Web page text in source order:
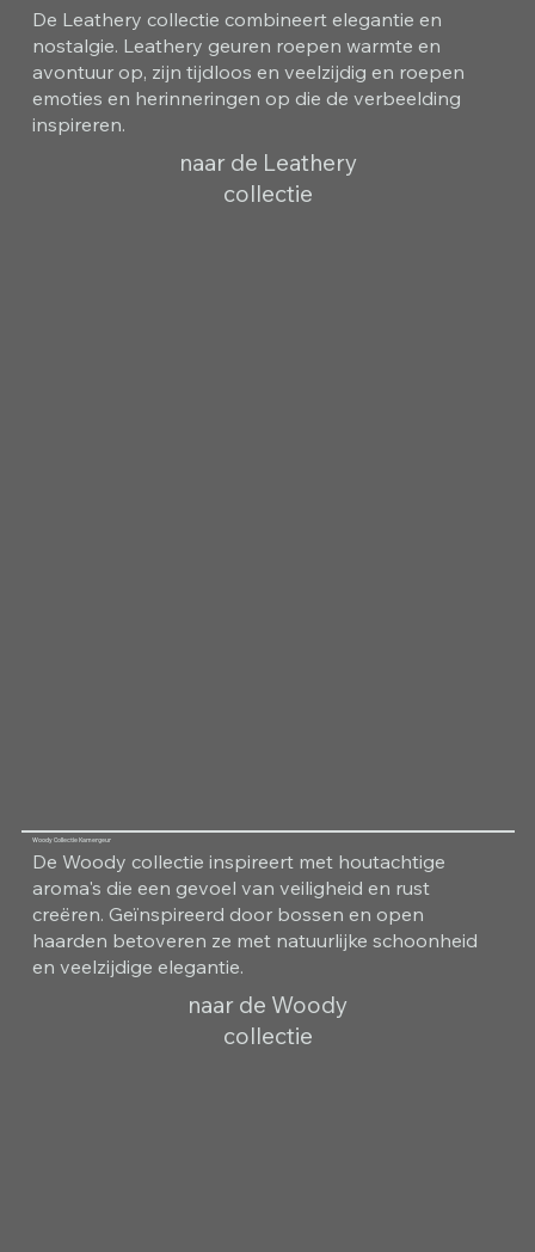
De Leathery collectie combineert elegantie en
nostalgie. Leathery geuren roepen warmte en
avontuur op, zijn tijdloos en veelzijdig en roepen
emoties en herinneringen op die de verbeelding
inspireren.
naar de Leathery
collectie
Woody Collectie Kamergeur
De Woody collectie inspireert met houtachtige
aroma's die een gevoel van veiligheid en rust
creëren. Geïnspireerd door bossen en open
haarden betoveren ze met natuurlijke schoonheid
en veelzijdige elegantie.
naar de Woody
collectie